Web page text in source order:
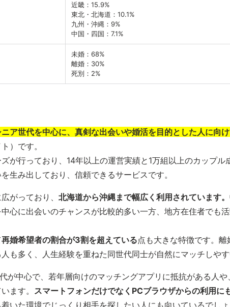
近畿：15.9%
東北・北海道：10.1%
九州・沖縄：9%
中国・四国：7.1%
未婚：68%
離婚：30%
死別：2%
ア世代を中心に、真剣な出会いや婚活を目的とした人に向
）です。
が行っており、14年以上の運営実績と1万組以上のカップル
生み出しており、信頼できるサービスです。
がっており、北海道から沖縄まで幅広く利用されています。
心に出会いのチャンスが比較的多い一方、地方在住者でも
再婚希望者の割合が3割を超えている点も大きな特徴です。
も多く、人生経験を重ねた同世代同士が自然にマッチしやす
が中心で、若年層向けのマッチングアプリに抵抗がある人
ます。 スマートフォンだけでなくPCブラウザからの利用に